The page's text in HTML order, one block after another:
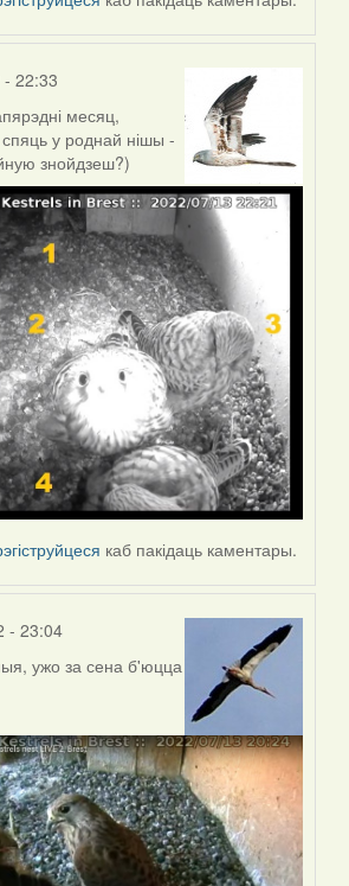
22:33
месяц,
у роднай нішы -
знойдзеш?)
каб пакідаць каментары.
- 23:04
ужо за сена б'юцца